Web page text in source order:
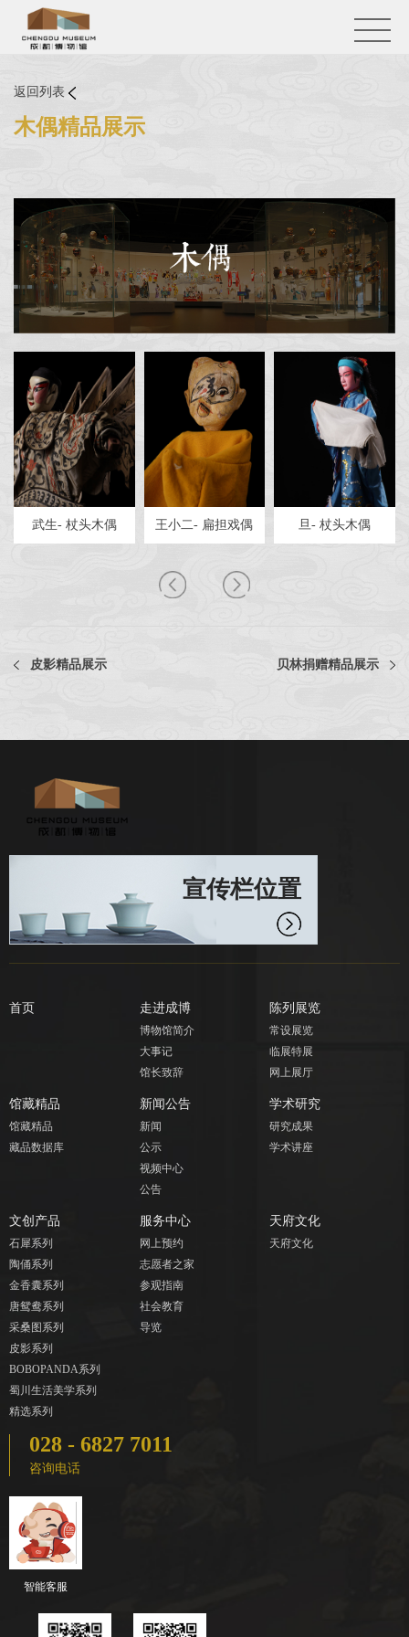
返回列表
木偶精品展示
武生- 杖头木偶 王小二- 扁担戏偶 旦- 杖头木偶
皮影精品展示 贝林捐赠精品展示
宣传栏位置
首页 走进成博
博物馆简介
大事记
馆长致辞
陈列展览
常设展览
临展特展
网上展厅
馆藏精品
馆藏精品
藏品数据库
新闻公告
新闻
公示
视频中心
公告
学术研究
研究成果
学术讲座
文创产品
石犀系列
陶俑系列
金香囊系列
唐鸳鸯系列
采桑图系列
皮影系列
BOBOPANDA系列
蜀川生活美学系列
精选系列
服务中心
网上预约
志愿者之家
参观指南
社会教育
导览
天府文化
天府文化
028 - 6827 7011
咨询电话
智能客服